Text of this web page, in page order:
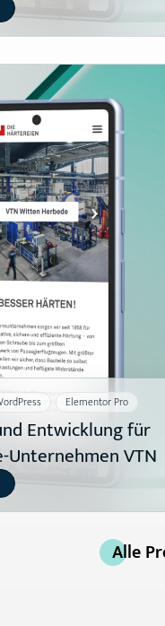
Elementor Pro
Entwicklung für
Unternehmen VTN
Alle